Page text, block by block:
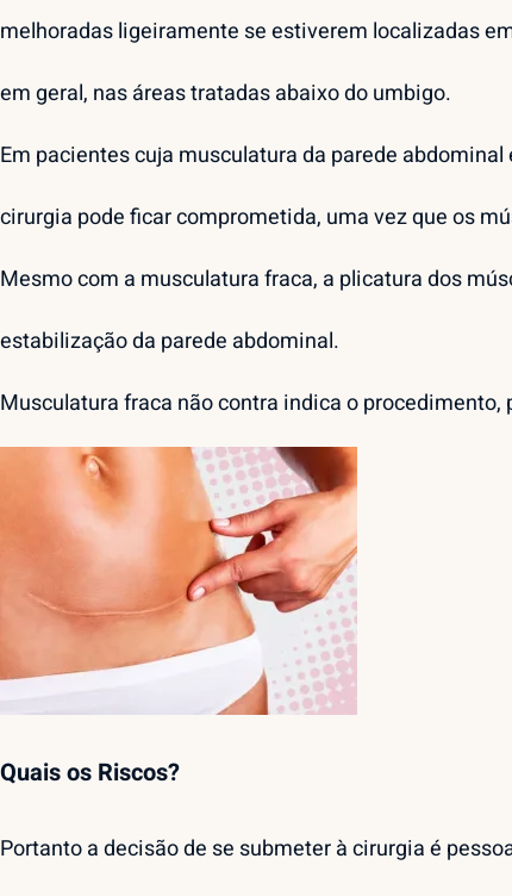
melhoradas ligeiramente se estiverem localizadas
em geral, nas áreas tratadas abaixo do umbigo.
Em pacientes cuja musculatura da parede
cirurgia pode ficar comprometida, uma vez que os
Mesmo com a musculatura fraca, a plicatura dos
estabilização da parede abdominal.
Musculatura fraca não contra indica o
Quais os Riscos?
Portanto a decisão de se submeter à cirurgia é